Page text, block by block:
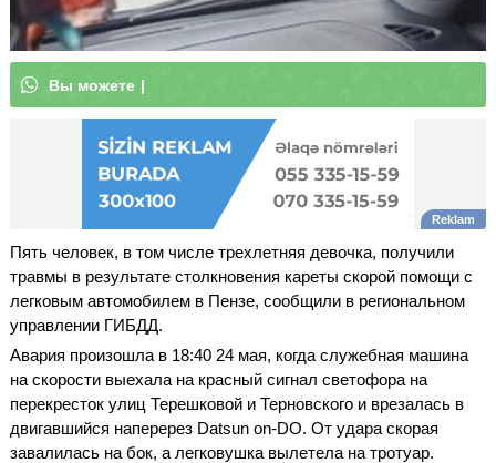
Вы може|
Пять человек, в том числе трехлетняя девочка, получили
травмы в результате столкновения кареты скорой помощи с
легковым автомобилем в Пензе, сообщили в региональном
управлении ГИБДД.
Авария произошла в 18:40 24 мая, когда служебная машина
на скорости выехала на красный сигнал светофора на
перекресток улиц Терешковой и Терновского и врезалась в
двигавшийся наперерез Datsun on-DO. От удара скорая
завалилась на бок, а легковушка вылетела на тротуар.